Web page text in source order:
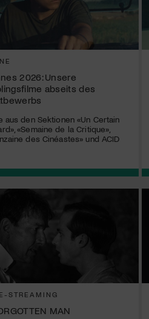
2026: Unsere
abseits des
aus den Sektionen «Un Certain
«Semaine de la Critique»,
des Cinéastes» und ACID
STREAMING
MAN